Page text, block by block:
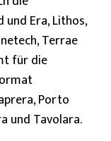
und Era, Lithos,
Terrae
für die
Porto
und Tavolara.